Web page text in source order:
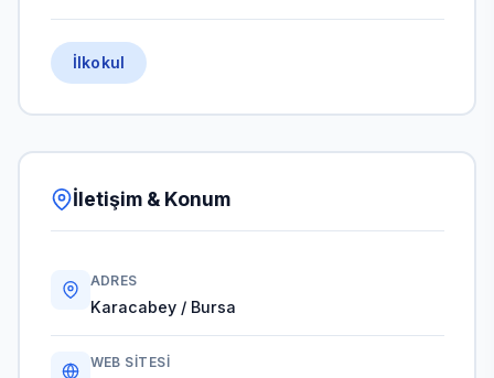
İlkokul
İletişim & Konum
ADRES
Karacabey / Bursa
WEB SITESI